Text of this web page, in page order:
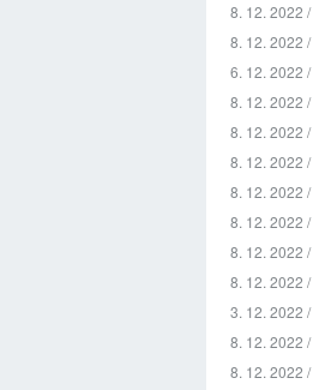
8. 12. 2022 /
8. 12. 2022 /
6. 12. 2022 /
8. 12. 2022 /
8. 12. 2022 /
8. 12. 2022 /
8. 12. 2022 /
8. 12. 2022 /
8. 12. 2022 /
8. 12. 2022 /
3. 12. 2022 /
8. 12. 2022 /
8. 12. 2022 /